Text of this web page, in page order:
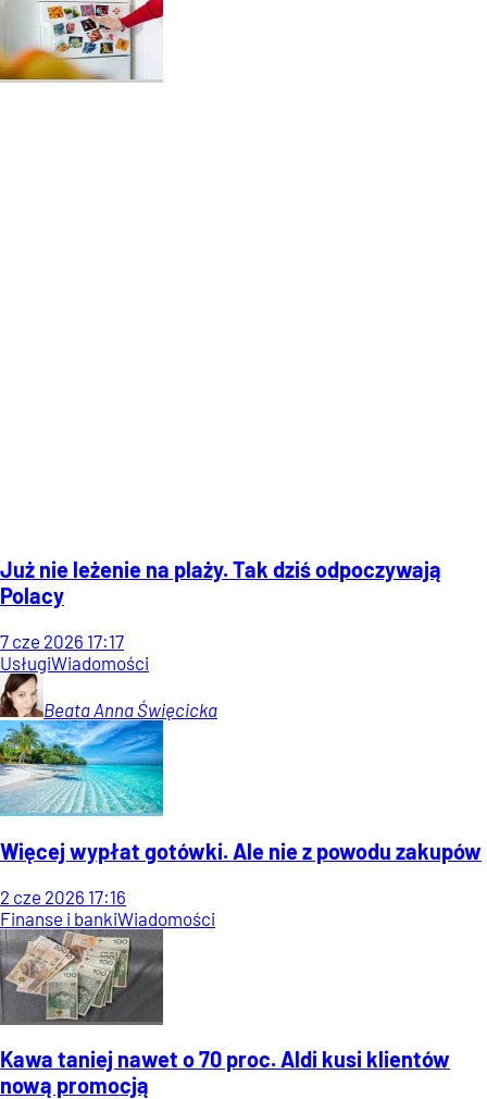
Już nie leżenie na plaży. Tak dziś odpoczywają
Polacy
7 cze 2026 17:17
UsługiWiadomości
Beata Anna Święcicka
Więcej wypłat gotówki. Ale nie z powodu zakupów
2 cze 2026 17:16
Finanse i bankiWiadomości
Kawa taniej nawet o 70 proc. Aldi kusi klientów
nową promocją